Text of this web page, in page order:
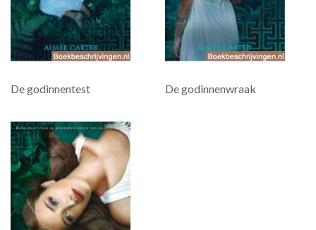
De godinnentest De godinnenwraak